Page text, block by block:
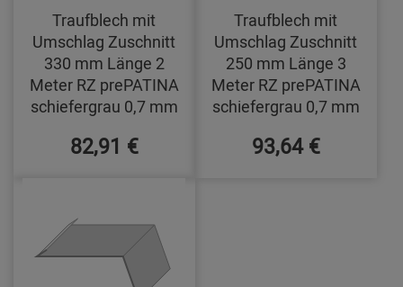
Traufblech mit
Umschlag Zuschnitt
330 mm Länge 2
Meter RZ prePATINA
schiefergrau 0,7 mm
82,91 €
Traufblech mit
Umschlag Zuschnitt
250 mm Länge 3
Meter RZ prePATINA
schiefergrau 0,7 mm
93,64 €